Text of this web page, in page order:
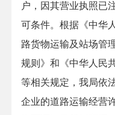
户，因其营业执照已
可条件。根据《中华
路货物运输及站场管
规则》和《中华人民
等相关规定，我局依
企业的道路运输经营